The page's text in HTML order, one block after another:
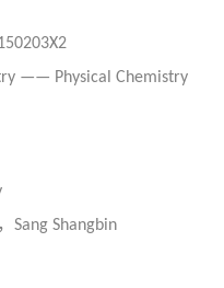
—— Physical Chemistry
Sang Shangbin